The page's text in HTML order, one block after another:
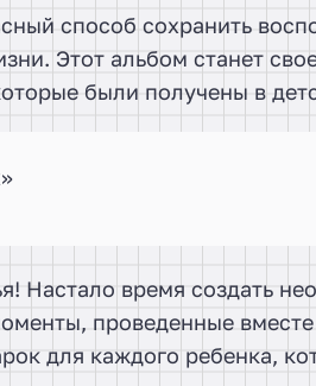
способ сохранить
Этот альбом станет
были получены в
Настало время создать
проведенные
для каждого ребенка,